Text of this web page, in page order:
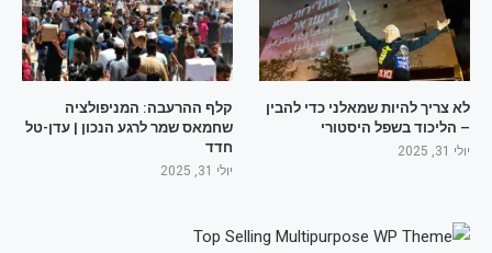
לא צריך להיות שמאלני כדי להבין
– הליכוד בשפל היסטורי
יולי 31, 2025
קלף ההרעבה: המניפולציה
שחמאס שמר לרגע הנכון | עדן-טל
חדד
יולי 31, 2025